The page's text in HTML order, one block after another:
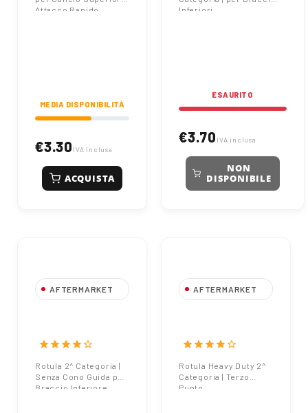
Attacco Rapido
MEDIA DISPONIBILITÀ
€3.30 IVA inclusa
ACQUISTA
Inferiori
ESAURITO
€3.70 IVA inclusa
NON
DISPONIBILE
AFTERMARKET
Braccio Inferiore
starstarstarstarstar_border
Rotula 2^ Categoria |
Senza Cono Guida per
Braccio Inferiore
AFTERMARKET
| 3° Punto
starstarstarstarstar_border
Rotula Heavy Duty 2^
Categoria | Terzo
Punto